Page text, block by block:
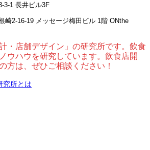
3-1 長井ビル3F
崎2-16-19 メッセージ梅田ビル 1階 ONthe
・店舗デザイン」の研究所です。飲食
ウハウを研究しています。飲食店開
方は、ぜひご相談ください！
究所とは